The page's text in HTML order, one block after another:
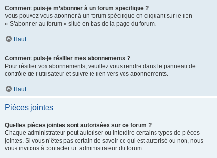
Comment puis-je m’abonner à un forum spécifique ?
Vous pouvez vous abonner à un forum spécifique en cliquant sur le lien
« S’abonner au forum » situé en bas de la page du forum.
Haut
Comment puis-je résilier mes abonnements ?
Pour résilier vos abonnements, veuillez vous rendre dans le panneau de
contrôle de l’utilisateur et suivre le lien vers vos abonnements.
Haut
Pièces jointes
Quelles pièces jointes sont autorisées sur ce forum ?
Chaque administrateur peut autoriser ou interdire certains types de pièces
jointes. Si vous n’êtes pas certain de savoir ce qui est autorisé ou non, nous
vous invitons à contacter un administrateur du forum.